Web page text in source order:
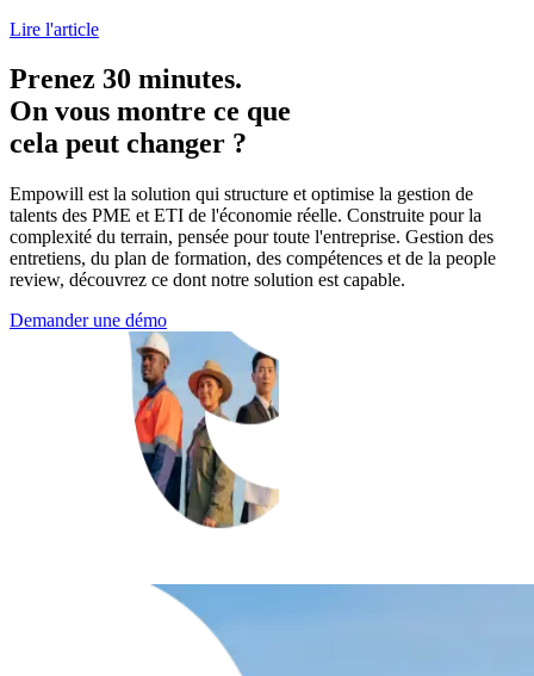
Lire l'article
Prenez 30 minutes.
On vous montre ce que
cela peut changer ?
Empowill est la solution qui structure et optimise la gestion de
talents des PME et ETI de l'économie réelle. Construite pour la
complexité du terrain, pensée pour toute l'entreprise. Gestion des
entretiens, du plan de formation, des compétences et de la people
review, découvrez ce dont notre solution est capable.
Demander une démo